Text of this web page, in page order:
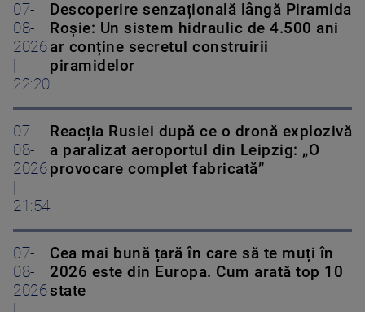
07-
08-
2026
22:20
Descoperire senzațională lângă Piramida
Roșie: Un sistem hidraulic de 4.500 ani
ar conține secretul construirii
piramidelor
07-
08-
2026
21:54
Reacția Rusiei după ce o dronă explozivă
a paralizat aeroportul din Leipzig: „O
provocare complet fabricată”
07-
08-
2026
Cea mai bună țară în care să te muți în
2026 este din Europa. Cum arată top 10
state